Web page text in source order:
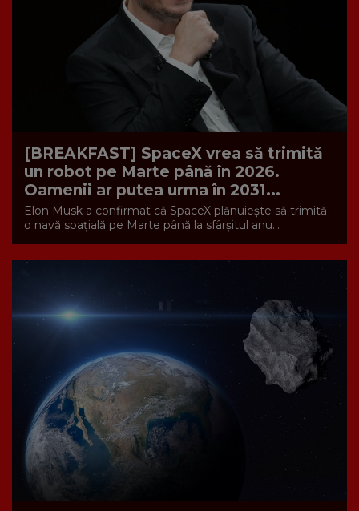
[BREAKFAST] SpaceX vrea să trimită
un robot pe Marte până în 2026.
Oamenii ar putea urma în 2031...
Elon Musk a confirmat că SpaceX plănuiește să trimită
o navă spațială pe Marte până la sfârșitul anu...